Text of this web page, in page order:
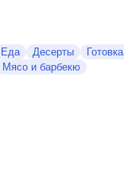
Еда Десерты
Готовка
Мясо и барбекю